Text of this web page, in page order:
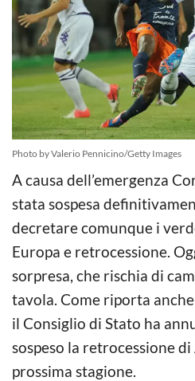
Photo by Valerio Pennicino/Getty Images
A causa dell’emergenza
stata sospesa
decretare comunque i
Europa e retrocessione.
sorpresa, che rischia di
tavola. Come riporta anche
il Consiglio di Stato ha
sospeso la retrocessione di
prossima stagione.